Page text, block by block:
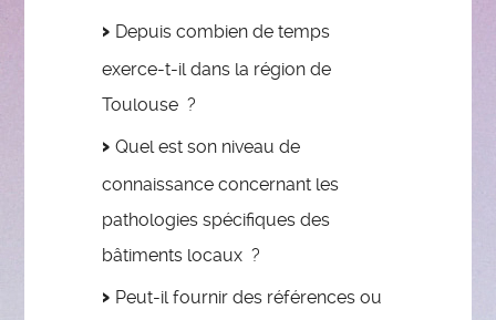
Depuis combien de temps
exerce-t-il dans la région de
Toulouse ?
Quel est son niveau de
connaissance concernant les
pathologies spécifiques des
bâtiments locaux ?
Peut-il fournir des références ou